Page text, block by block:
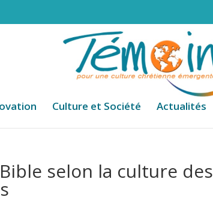
Culture et Société Actualités
selon la culture des